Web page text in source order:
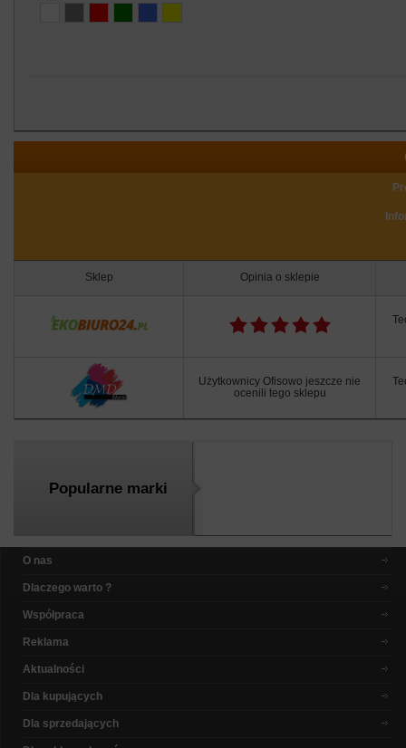
Sklep Opinia o sklepie
Użytkownicy Ofisowo jeszcze nie
ocenili tego sklepu
Popularne marki
O nas
Dlaczego warto ?
Współpraca
Reklama
Aktualności
Dla kupujących
Dla sprzedających